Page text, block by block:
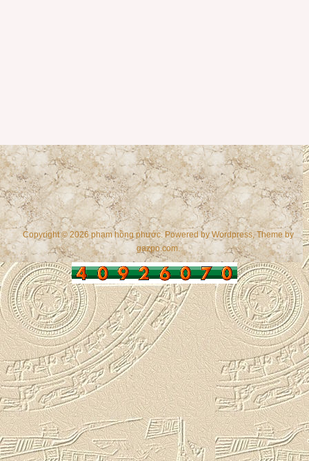
Copyright © 2026 phạm hồng phước. Powered byWordpress, Theme by
gazpo.com.